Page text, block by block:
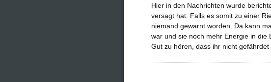
Hier in den Nachrichten wurde
versagt hat. Falls es somit zu einer
niemand gewarnt worden. Da kann
war und sie noch mehr Energie in die
Gut zu hören, dass ihr nicht gefährdet